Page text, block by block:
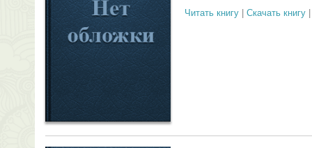
Читать книгу Скачать книгу